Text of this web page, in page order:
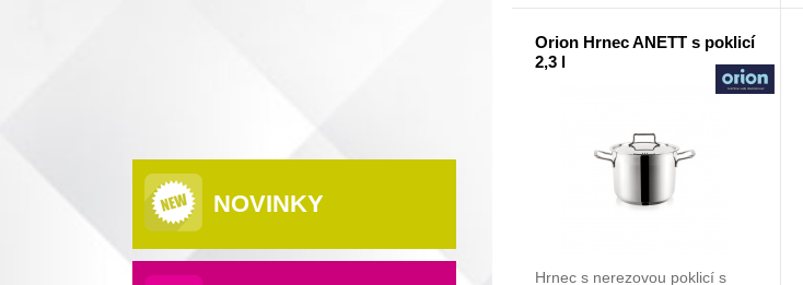
NOVINKY
Orion Hrnec ANETT s poklicí
2,3 l
Hrnec s nerezovou poklicí s